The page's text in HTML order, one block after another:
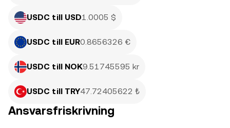
USDC till USD1.0005 $
USDC till EUR0.8656326 €
USDC till NOK9.51745595 kr
USDC till TRY47.72405622 ₺
Ansvarsfriskrivning